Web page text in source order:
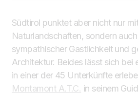
Südtirol punktet aber nicht nur
Naturlandschaften, sondern
sympathischer Gastlichkeit und
Architektur. Beides lässt sich bei
in einer der 45 Unterkünfte
Montamont A.T.C. in seinem